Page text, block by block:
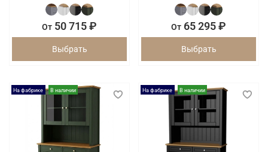
От 50 715 ₽
Выбрать
От 65 295 ₽
Выбрать
На фабрике В наличии На фабрике В наличии